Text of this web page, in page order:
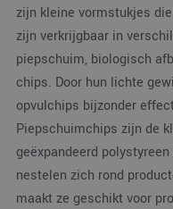
zijn kleine vormstukjes
zijn verkrijgbaar in
piepschuim, biologisch
chips. Door hun lichte
opvulchips bijzonder
Piepschuimchips zijn de
geëxpandeerd
nestelen zich rond
maakt ze geschikt voor